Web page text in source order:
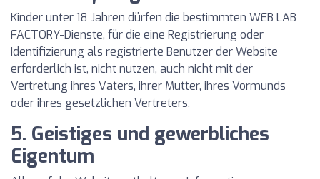
Kinder unter 18 Jahren dürfen die bestimmten WEB LAB
FACTORY-Dienste, für die eine Registrierung oder
Identifizierung als registrierte Benutzer der Website
erforderlich ist, nicht nutzen, auch nicht mit der
Vertretung ihres Vaters, ihrer Mutter, ihres Vormunds
oder ihres gesetzlichen Vertreters.
5. Geistiges und gewerbliches
Eigentum